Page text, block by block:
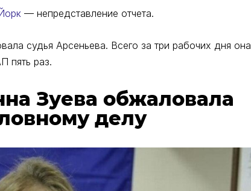
— непредставление отчета.
судья Арсеньева. Всего за три рабочих дня она
пять раз.
Зуева обжаловала
делу